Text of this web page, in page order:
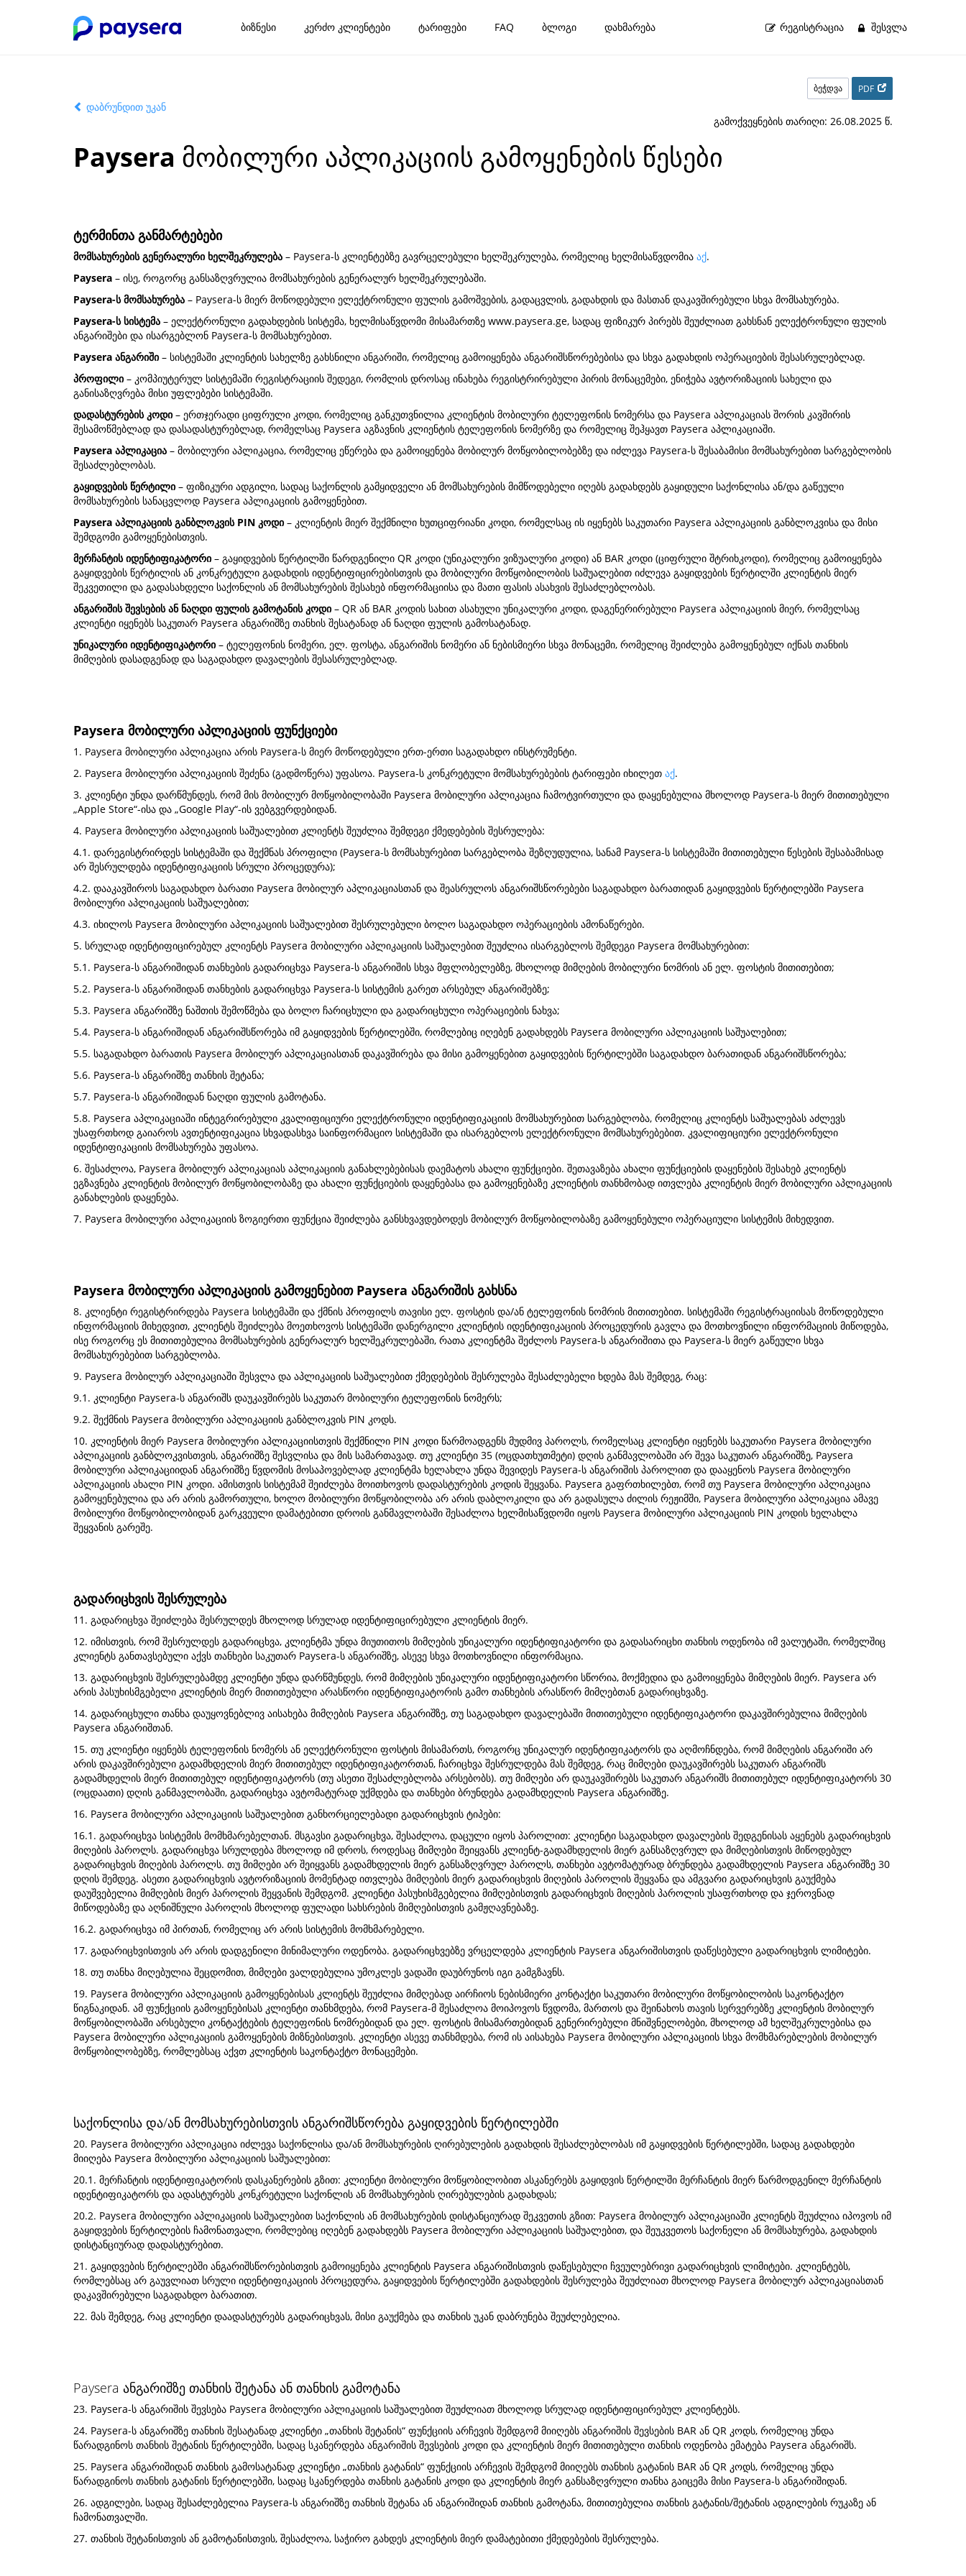
ბიზნესი კერძო კლიენტები ტარიფები FAQ ბლოგი დახმარება ᲠᲔᲒᲘᲡᲢᲠᲐᲪᲘᲐ ᲨᲔᲡᲕᲚᲐ
ბეჭდვა PDF
დაბრუნდით უკან
გამოქვეყნების თარიღი: 26.08.2025 წ.
Paysera მობილური აპლიკაციის გამოყენების წესები
ტერმინთა განმარტებები
მომსახურების გენერალური ხელშეკრულება – Paysera-ს კლიენტებზე გავრცელებული ხელშეკრულება, რომელიც ხელმისაწვდომია აქ.
Paysera – ისე, როგორც განსაზღვრულია მომსახურების გენერალურ ხელშეკრულებაში.
Paysera-ს მომსახურება – Paysera-ს მიერ მოწოდებული ელექტრონული ფულის გამოშვების, გადაცვლის, გადახდის და მასთან დაკავშირებული სხვა მომსახურება.
Paysera-ს სისტემა – ელექტრონული გადახდების სისტემა, ხელმისაწვდომი მისამართზე www.paysera.ge, სადაც ფიზიკურ პირებს შეუძლიათ გახსნან ელექტრონული ფულის
ანგარიშები და ისარგებლონ Paysera-ს მომსახურებით.
Paysera ანგარიში – სისტემაში კლიენტის სახელზე გახსნილი ანგარიში, რომელიც გამოიყენება ანგარიშსწორებებისა და სხვა გადახდის ოპერაციების შესასრულებლად.
პროფილი – კომპიუტერულ სისტემაში რეგისტრაციის შედეგი, რომლის დროსაც ინახება რეგისტრირებული პირის მონაცემები, ენიჭება ავტორიზაციის სახელი და
განისაზღვრება მისი უფლებები სისტემაში.
დადასტურების კოდი – ერთჯერადი ციფრული კოდი, რომელიც განკუთვნილია კლიენტის მობილური ტელეფონის ნომერსა და Paysera აპლიკაციას შორის კავშირის
შესამოწმებლად და დასადასტურებლად, რომელსაც Paysera აგზავნის კლიენტის ტელეფონის ნომერზე და რომელიც შეჰყავთ Paysera აპლიკაციაში.
Paysera აპლიკაცია – მობილური აპლიკაცია, რომელიც ეწერება და გამოიყენება მობილურ მოწყობილობებზე და იძლევა Paysera-ს შესაბამისი მომსახურებით სარგებლობის
შესაძლებლობას.
გაყიდვების წერტილი – ფიზიკური ადგილი, სადაც საქონლის გამყიდველი ან მომსახურების მიმწოდებელი იღებს გადახდებს გაყიდული საქონლისა ან/და გაწეული
მომსახურების სანაცვლოდ Paysera აპლიკაციის გამოყენებით.
Paysera აპლიკაციის განბლოკვის PIN კოდი – კლიენტის მიერ შექმნილი ხუთციფრიანი კოდი, რომელსაც ის იყენებს საკუთარი Paysera აპლიკაციის განბლოკვისა და მისი
შემდგომი გამოყენებისთვის.
მერჩანტის იდენტიფიკატორი – გაყიდვების წერტილში წარდგენილი QR კოდი (უნიკალური ვიზუალური კოდი) ან BAR კოდი (ციფრული შტრიხკოდი), რომელიც გამოიყენება
გაყიდვების წერტილის ან კონკრეტული გადახდის იდენტიფიცირებისთვის და მობილური მოწყობილობის საშუალებით იძლევა გაყიდვების წერტილში კლიენტის მიერ
შეკვეთილი და გადასახდელი საქონლის ან მომსახურების შესახებ ინფორმაციისა და მათი ფასის ასახვის შესაძლებლობას.
ანგარიშის შევსების ან ნაღდი ფულის გამოტანის კოდი – QR ან BAR კოდის სახით ასახული უნიკალური კოდი, დაგენერირებული Paysera აპლიკაციის მიერ, რომელსაც
კლიენტი იყენებს საკუთარ Paysera ანგარიშზე თანხის შესატანად ან ნაღდი ფულის გამოსატანად.
უნიკალური იდენტიფიკატორი – ტელეფონის ნომერი, ელ. ფოსტა, ანგარიშის ნომერი ან ნებისმიერი სხვა მონაცემი, რომელიც შეიძლება გამოყენებულ იქნას თანხის
მიმღების დასადგენად და საგადახდო დავალების შესასრულებლად.
Paysera მობილური აპლიკაციის ფუნქციები
1. Paysera მობილური აპლიკაცია არის Paysera-ს მიერ მოწოდებული ერთ-ერთი საგადახდო ინსტრუმენტი.
2. Paysera მობილური აპლიკაციის შეძენა (გადმოწერა) უფასოა. Paysera-ს კონკრეტული მომსახურებების ტარიფები იხილეთ აქ.
3. კლიენტი უნდა დარწმუნდეს, რომ მის მობილურ მოწყობილობაში Paysera მობილური აპლიკაცია ჩამოტვირთული და დაყენებულია მხოლოდ Paysera-ს მიერ მითითებული
„Apple Store“-ისა და „Google Play“-ის ვებგვერდებიდან.
4. Paysera მობილური აპლიკაციის საშუალებით კლიენტს შეუძლია შემდეგი ქმედებების შესრულება:
4.1. დარეგისტრირდეს სისტემაში და შექმნას პროფილი (Paysera-ს მომსახურებით სარგებლობა შეზღუდულია, სანამ Paysera-ს სისტემაში მითითებული წესების შესაბამისად
არ შესრულდება იდენტიფიკაციის სრული პროცედურა);
4.2. დააკავშიროს საგადახდო ბარათი Paysera მობილურ აპლიკაციასთან და შეასრულოს ანგარიშსწორებები საგადახდო ბარათიდან გაყიდვების წერტილებში Paysera
მობილური აპლიკაციის საშუალებით;
4.3. იხილოს Paysera მობილური აპლიკაციის საშუალებით შესრულებული ბოლო საგადახდო ოპერაციების ამონაწერები.
5. სრულად იდენტიფიცირებულ კლიენტს Paysera მობილური აპლიკაციის საშუალებით შეუძლია ისარგებლოს შემდეგი Paysera მომსახურებით:
5.1. Paysera-ს ანგარიშიდან თანხების გადარიცხვა Paysera-ს ანგარიშის სხვა მფლობელებზე, მხოლოდ მიმღების მობილური ნომრის ან ელ. ფოსტის მითითებით;
5.2. Paysera-ს ანგარიშიდან თანხების გადარიცხვა Paysera-ს სისტემის გარეთ არსებულ ანგარიშებზე;
5.3. Paysera ანგარიშზე ნაშთის შემოწმება და ბოლო ჩარიცხული და გადარიცხული ოპერაციების ნახვა;
5.4. Paysera-ს ანგარიშიდან ანგარიშსწორება იმ გაყიდვების წერტილებში, რომლებიც იღებენ გადახდებს Paysera მობილური აპლიკაციის საშუალებით;
5.5. საგადახდო ბარათის Paysera მობილურ აპლიკაციასთან დაკავშირება და მისი გამოყენებით გაყიდვების წერტილებში საგადახდო ბარათიდან ანგარიშსწორება;
5.6. Paysera-ს ანგარიშზე თანხის შეტანა;
5.7. Paysera-ს ანგარიშიდან ნაღდი ფულის გამოტანა.
5.8. Paysera აპლიკაციაში ინტეგრირებული კვალიფიციური ელექტრონული იდენტიფიკაციის მომსახურებით სარგებლობა, რომელიც კლიენტს საშუალებას აძლევს
უსაფრთხოდ გაიაროს ავთენტიფიკაცია სხვადასხვა საინფორმაციო სისტემაში და ისარგებლოს ელექტრონული მომსახურებებით. კვალიფიციური ელექტრონული
იდენტიფიკაციის მომსახურება უფასოა.
6. შესაძლოა, Paysera მობილურ აპლიკაციას აპლიკაციის განახლებებისას დაემატოს ახალი ფუნქციები. შეთავაზება ახალი ფუნქციების დაყენების შესახებ კლიენტს
ეგზავნება კლიენტის მობილურ მოწყობილობაზე და ახალი ფუნქციების დაყენებასა და გამოყენებაზე კლიენტის თანხმობად ითვლება კლიენტის მიერ მობილური აპლიკაციის
განახლების დაყენება.
7. Paysera მობილური აპლიკაციის ზოგიერთი ფუნქცია შეიძლება განსხვავდებოდეს მობილურ მოწყობილობაზე გამოყენებული ოპერაციული სისტემის მიხედვით.
Paysera მობილური აპლიკაციის გამოყენებით Paysera ანგარიშის გახსნა
8. კლიენტი რეგისტრირდება Paysera სისტემაში და ქმნის პროფილს თავისი ელ. ფოსტის და/ან ტელეფონის ნომრის მითითებით. სისტემაში რეგისტრაციისას მოწოდებული
ინფორმაციის მიხედვით, კლიენტს შეიძლება მოეთხოვოს სისტემაში დანერგილი კლიენტის იდენტიფიკაციის პროცედურის გავლა და მოთხოვნილი ინფორმაციის მიწოდება,
ისე როგორც ეს მითითებულია მომსახურების გენერალურ ხელშეკრულებაში, რათა კლიენტმა შეძლოს Paysera-ს ანგარიშითა და Paysera-ს მიერ გაწეული სხვა
მომსახურებებით სარგებლობა.
9. Paysera მობილურ აპლიკაციაში შესვლა და აპლიკაციის საშუალებით ქმედებების შესრულება შესაძლებელი ხდება მას შემდეგ, რაც:
9.1. კლიენტი Paysera-ს ანგარიშს დაუკავშირებს საკუთარ მობილური ტელეფონის ნომერს;
9.2. შექმნის Paysera მობილური აპლიკაციის განბლოკვის PIN კოდს.
10. კლიენტის მიერ Paysera მობილური აპლიკაციისთვის შექმნილი PIN კოდი წარმოადგენს მუდმივ პაროლს, რომელსაც კლიენტი იყენებს საკუთარი Paysera მობილური
აპლიკაციის განბლოკვისთვის, ანგარიშზე შესვლისა და მის სამართავად. თუ კლიენტი 35 (ოცდათხუთმეტი) დღის განმავლობაში არ შევა საკუთარ ანგარიშზე, Paysera
მობილური აპლიკაციიდან ანგარიშზე წვდომის მოსაპოვებლად კლიენტმა ხელახლა უნდა შევიდეს Paysera-ს ანგარიშის პაროლით და დააყენოს Paysera მობილური
აპლიკაციის ახალი PIN კოდი. ამისთვის სისტემამ შეიძლება მოითხოვოს დადასტურების კოდის შეყვანა. Paysera გაფრთხილებთ, რომ თუ Paysera მობილური აპლიკაცია
გამოყენებულია და არ არის გამორთული, ხოლო მობილური მოწყობილობა არ არის დაბლოკილი და არ გადასულა ძილის რეჟიმში, Paysera მობილური აპლიკაცია ამავე
მობილური მოწყობილობიდან გარკვეული დამატებითი დროის განმავლობაში შესაძლოა ხელმისაწვდომი იყოს Paysera მობილური აპლიკაციის PIN კოდის ხელახლა
შეყვანის გარეშე.
გადარიცხვის შესრულება
11. გადარიცხვა შეიძლება შესრულდეს მხოლოდ სრულად იდენტიფიცირებული კლიენტის მიერ.
12. იმისთვის, რომ შესრულდეს გადარიცხვა, კლიენტმა უნდა მიუთითოს მიმღების უნიკალური იდენტიფიკატორი და გადასარიცხი თანხის ოდენობა იმ ვალუტაში, რომელშიც
კლიენტს განთავსებული აქვს თანხები საკუთარ Paysera-ს ანგარიშზე, ასევე სხვა მოთხოვნილი ინფორმაცია.
13. გადარიცხვის შესრულებამდე კლიენტი უნდა დარწმუნდეს, რომ მიმღების უნიკალური იდენტიფიკატორი სწორია, მოქმედია და გამოიყენება მიმღების მიერ. Paysera არ
არის პასუხისმგებელი კლიენტის მიერ მითითებული არასწორი იდენტიფიკატორის გამო თანხების არასწორ მიმღებთან გადარიცხვაზე.
14. გადარიცხული თანხა დაუყოვნებლივ აისახება მიმღების Paysera ანგარიშზე, თუ საგადახდო დავალებაში მითითებული იდენტიფიკატორი დაკავშირებულია მიმღების
Paysera ანგარიშთან.
15. თუ კლიენტი იყენებს ტელეფონის ნომერს ან ელექტრონული ფოსტის მისამართს, როგორც უნიკალურ იდენტიფიკატორს და აღმოჩნდება, რომ მიმღების ანგარიში არ
არის დაკავშირებული გადამხდელის მიერ მითითებულ იდენტიფიკატორთან, ჩარიცხვა შესრულდება მას შემდეგ, რაც მიმღები დაუკავშირებს საკუთარ ანგარიშს
გადამხდელის მიერ მითითებულ იდენტიფიკატორს (თუ ასეთი შესაძლებლობა არსებობს). თუ მიმღები არ დაუკავშირებს საკუთარ ანგარიშს მითითებულ იდენტიფიკატორს 30
(ოცდაათი) დღის განმავლობაში, გადარიცხვა ავტომატურად უქმდება და თანხები ბრუნდება გადამხდელის Paysera ანგარიშზე.
16. Paysera მობილური აპლიკაციის საშუალებით განხორციელებადი გადარიცხვის ტიპები:
16.1. გადარიცხვა სისტემის მომხმარებელთან. მსგავსი გადარიცხვა, შესაძლოა, დაცული იყოს პაროლით: კლიენტი საგადახდო დავალების შედგენისას აყენებს გადარიცხვის
მიღების პაროლს. გადარიცხვა სრულდება მხოლოდ იმ დროს, როდესაც მიმღები შეიყვანს კლიენტ-გადამხდელის მიერ განსაზღვრულ და მიმღებისთვის მიწოდებულ
გადარიცხვის მიღების პაროლს. თუ მიმღები არ შეიყვანს გადამხდელის მიერ განსაზღვრულ პაროლს, თანხები ავტომატურად ბრუნდება გადამხდელის Paysera ანგარიშზე 30
დღის შემდეგ. ასეთი გადარიცხვის ავტორიზაციის მომენტად ითვლება მიმღების მიერ გადარიცხვის მიღების პაროლის შეყვანა და ამგვარი გადარიცხვის გაუქმება
დაუშვებელია მიმღების მიერ პაროლის შეყვანის შემდგომ. კლიენტი პასუხისმგებელია მიმღებისთვის გადარიცხვის მიღების პაროლის უსაფრთხოდ და ჯეროვნად
მიწოდებაზე და აღნიშნული პაროლის მხოლოდ ფულადი სახსრების მიმღებისთვის გამჟღავნებაზე.
16.2. გადარიცხვა იმ პირთან, რომელიც არ არის სისტემის მომხმარებელი.
17. გადარიცხვისთვის არ არის დადგენილი მინიმალური ოდენობა. გადარიცხვებზე ვრცელდება კლიენტის Paysera ანგარიშისთვის დაწესებული გადარიცხვის ლიმიტები.
18. თუ თანხა მიღებულია შეცდომით, მიმღები ვალდებულია უმოკლეს ვადაში დაუბრუნოს იგი გამგზავნს.
19. Paysera მობილური აპლიკაციის გამოყენებისას კლიენტს შეუძლია მიმღებად აირჩიოს ნებისმიერი კონტაქტი საკუთარი მობილური მოწყობილობის საკონტაქტო
წიგნაკიდან. ამ ფუნქციის გამოყენებისას კლიენტი თანხმდება, რომ Paysera-მ შესაძლოა მოიპოვოს წვდომა, მართოს და შეინახოს თავის სერვერებზე კლიენტის მობილურ
მოწყობილობაში არსებული კონტაქტების ტელეფონის ნომრებიდან და ელ. ფოსტის მისამართებიდან გენერირებული მნიშვნელობები, მხოლოდ ამ ხელშეკრულებისა და
Paysera მობილური აპლიკაციის გამოყენების მიზნებისთვის. კლიენტი ასევე თანხმდება, რომ ის აისახება Paysera მობილური აპლიკაციის სხვა მომხმარებლების მობილურ
მოწყობილობებზე, რომლებსაც აქვთ კლიენტის საკონტაქტო მონაცემები.
საქონლისა და/ან მომსახურებისთვის ანგარიშსწორება გაყიდვების წერტილებში
20. Paysera მობილური აპლიკაცია იძლევა საქონლისა და/ან მომსახურების ღირებულების გადახდის შესაძლებლობას იმ გაყიდვების წერტილებში, სადაც გადახდები
მიიღება Paysera მობილური აპლიკაციის საშუალებით:
20.1. მერჩანტის იდენტიფიკატორის დასკანერების გზით: კლიენტი მობილური მოწყობილობით ასკანერებს გაყიდვის წერტილში მერჩანტის მიერ წარმოდგენილ მერჩანტის
იდენტიფიკატორს და ადასტურებს კონკრეტული საქონლის ან მომსახურების ღირებულების გადახდას;
20.2. Paysera მობილური აპლიკაციის საშუალებით საქონლის ან მომსახურების დისტანციურად შეკვეთის გზით: Paysera მობილურ აპლიკაციაში კლიენტს შეუძლია იპოვოს იმ
გაყიდვების წერტილების ჩამონათვალი, რომლებიც იღებენ გადახდებს Paysera მობილური აპლიკაციის საშუალებით, და შეუკვეთოს საქონელი ან მომსახურება, გადახდის
დისტანციურად დადასტურებით.
21. გაყიდვების წერტილებში ანგარიშსწორებისთვის გამოიყენება კლიენტის Paysera ანგარიშისთვის დაწესებული ჩვეულებრივი გადარიცხვის ლიმიტები. კლიენტებს,
რომლებსაც არ გაუვლიათ სრული იდენტიფიკაციის პროცედურა, გაყიდვების წერტილებში გადახდების შესრულება შეუძლიათ მხოლოდ Paysera მობილურ აპლიკაციასთან
დაკავშირებული საგადახდო ბარათით.
22. მას შემდეგ, რაც კლიენტი დაადასტურებს გადარიცხვას, მისი გაუქმება და თანხის უკან დაბრუნება შეუძლებელია.
Paysera ანგარიშზე თანხის შეტანა ან თანხის გამოტანა
23. Paysera-ს ანგარიშის შევსება Paysera მობილური აპლიკაციის საშუალებით შეუძლიათ მხოლოდ სრულად იდენტიფიცირებულ კლიენტებს.
24. Paysera-ს ანგარიშზე თანხის შესატანად კლიენტი „თანხის შეტანის“ ფუნქციის არჩევის შემდგომ მიიღებს ანგარიშის შევსების BAR ან QR კოდს, რომელიც უნდა
წარადგინოს თანხის შეტანის წერტილებში, სადაც სკანერდება ანგარიშის შევსების კოდი და კლიენტის მიერ მითითებული თანხის ოდენობა ემატება Paysera ანგარიშს.
25. Paysera ანგარიშიდან თანხის გამოსატანად კლიენტი „თანხის გატანის“ ფუნქციის არჩევის შემდგომ მიიღებს თანხის გატანის BAR ან QR კოდს, რომელიც უნდა
წარადგინოს თანხის გატანის წერტილებში, სადაც სკანერდება თანხის გატანის კოდი და კლიენტის მიერ განსაზღვრული თანხა გაიცემა მისი Paysera-ს ანგარიშიდან.
26. ადგილები, სადაც შესაძლებელია Paysera-ს ანგარიშზე თანხის შეტანა ან ანგარიშიდან თანხის გამოტანა, მითითებულია თანხის გატანის/შეტანის ადგილების რუკაზე ან
ჩამონათვალში.
27. თანხის შეტანისთვის ან გამოტანისთვის, შესაძლოა, საჭირო გახდეს კლიენტის მიერ დამატებითი ქმედებების შესრულება.